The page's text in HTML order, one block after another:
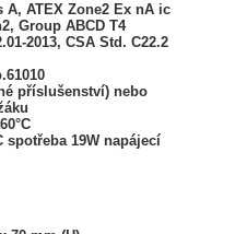
A, ATEX Zone2 Ex nA ic
Group ABCD T4
2013, CSA Std. C22.2
příslušenství) nebo
spotřeba 19W napájecí